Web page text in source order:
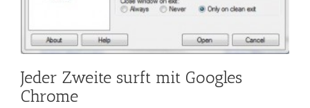
Jeder Zweite surft mit Googles
Chrome